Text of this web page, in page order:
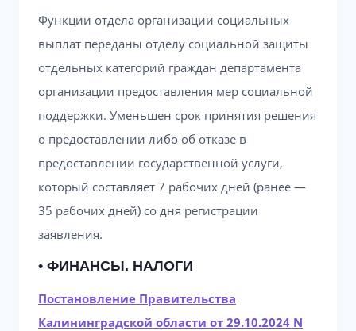
Функции отдела организации социальных
выплат переданы отделу социальной защиты
отдельных категорий граждан департамента
организации предоставления мер социальной
поддержки. Уменьшен срок принятия решения
о предоставлении либо об отказе в
предоставлении государственной услуги,
который составляет 7 рабочих дней (ранее —
35 рабочих дней) со дня регистрации
заявления.
• ФИНАНСЫ. НАЛОГИ
Постановление Правительства
Калининградской области от 29.10.2024 N